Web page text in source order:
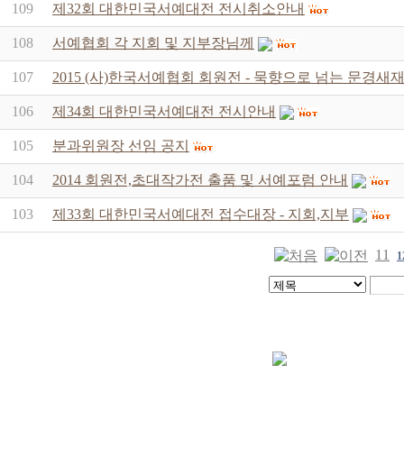
109 제32회 대한민국서예대전 전시취소안내
108 서예협회 각 지회 및 지부장님께
107 2015 (사)한국서예협회 회원전 - 묵향으로 넘는 문경새
106 제34회 대한민국서예대전 전시안내
105 분과위원장 선임 공지
104 2014 회원전,초대작가전 출품 및 서예포럼 안내
103 제33회 대한민국서예대전 접수대장 - 지회,지부
11